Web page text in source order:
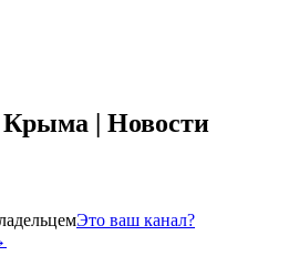
| Новости
Это ваш канал?